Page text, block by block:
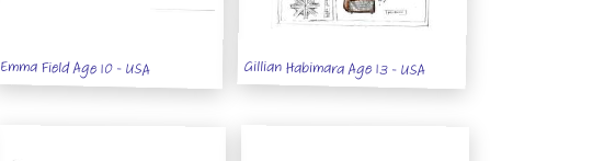
Emma Field Age 10 - USA Gillian Habimara Age 13 - USA